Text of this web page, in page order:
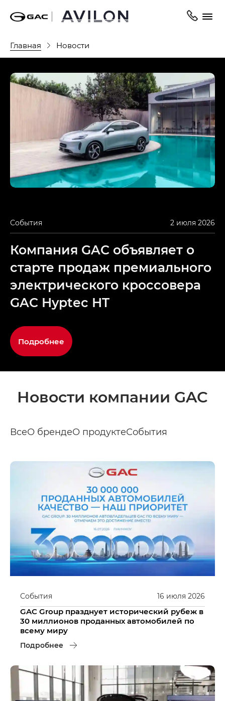
Главная Новости
События 2 июля 2026
Компания GAC объявляет о
старте продаж премиального
электрического кроссовера
GAC Hyptec HT
Подробнее
Новости компании GAC
ВсеО брендеО продуктеСобытия
16 июля 2026
События
GAC Group празднует исторический рубеж в
30 миллионов проданных автомобилей по
всему миру
Подробнее